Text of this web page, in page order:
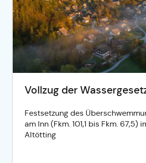
Vollzug der
Festsetzung des
am Inn (Fkm. 101,1 bis Fkm. 67,5)
Altötting